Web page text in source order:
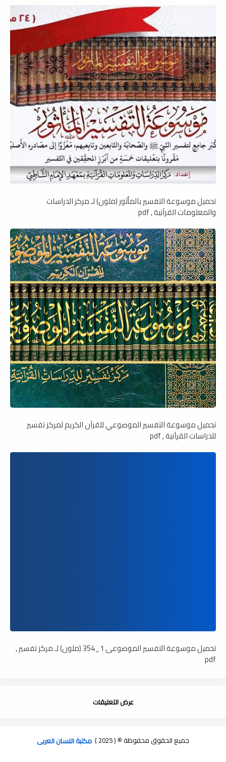
تحميل موسوعة التفسير بالمأثور (ملون) لـ مركز الدراسات
والمعلومات القرآنية , pdf
تحميل موسوعة التفسير الموضوعي للقرآن الكريم لمركز تفسير
للدراسات القرآنية , pdf
تحميل موسوعة التفسير الموضوعى 1_354 (ملون) لـ مركز تفسير ,
pdf
عرض التعليقات
جميع الحقوق محفوظة © ( 2025 ) مكتبة اللسان العربى